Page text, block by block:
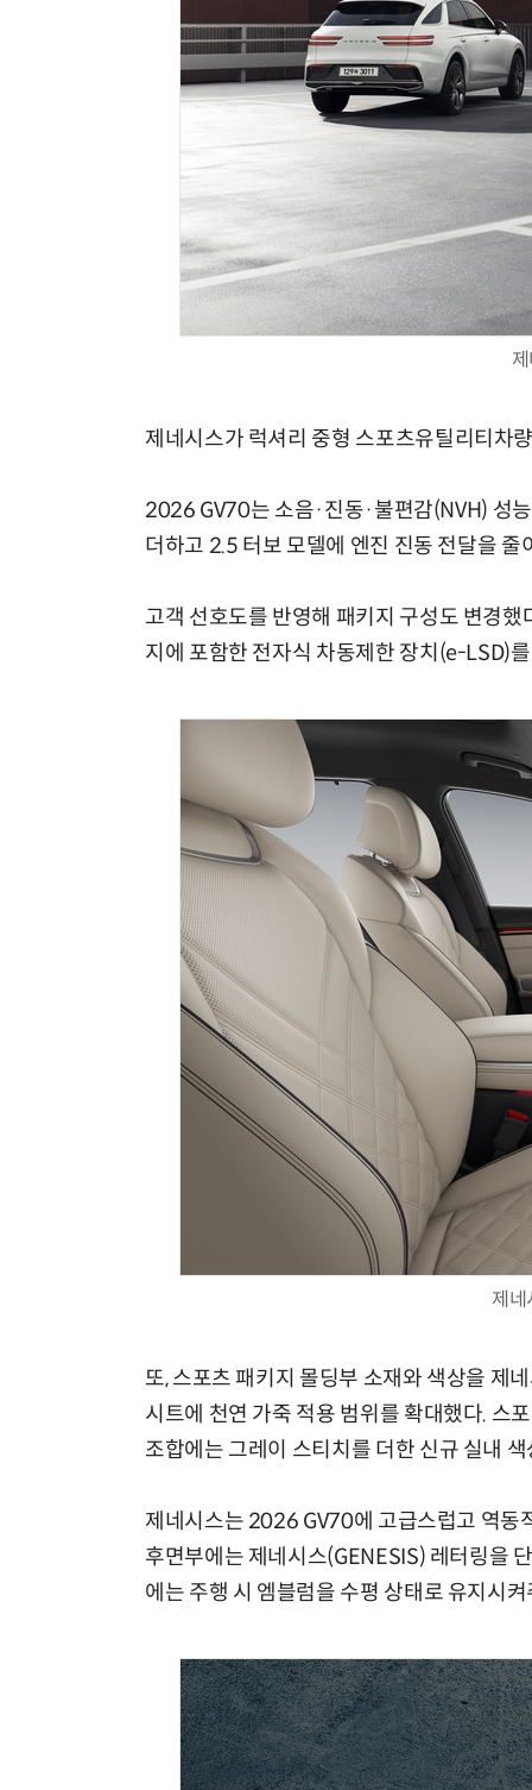
제네시스가 럭셔리 중형 스포츠유틸리티차
2026 GV70는 소음·진동·불편감(NVH) 성
더하고 2.5 터보 모델에 엔진 진동 전달을
고객 선호도를 반영해 패키지 구성도 변경
지에 포함한 전자식 차동제한 장치(e-LSD)
제
또, 스포츠 패키지 몰딩부 소재와 색상을 제
시트에 천연 가죽 적용 범위를 확대했다. 스
조합에는 그레이 스티치를 더한 신규 실내
제네시스는 2026 GV70에 고급스럽고 역동
후면부에는 제네시스(GENESIS) 레터링을
에는 주행 시 엠블럼을 수평 상태로 유지시
체계화 된 데이터가 곧 AI 시대의 경쟁력이다